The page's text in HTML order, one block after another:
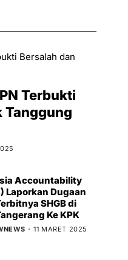
Terbukti
Tanggung
Accountability
Laporkan Dugaan
SHGB di
Ke KPK
11 MARET 2025